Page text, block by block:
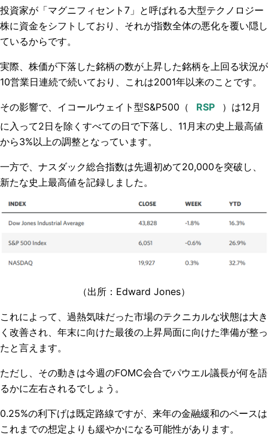
投資家が「マグニフィセント7」と呼ばれる大型テクノロジー
株に資金をシフトしており、それが指数全体の悪化を覆い隠し
ているからです。
実際、株価が下落した銘柄の数が上昇した銘柄を上回る状況が
10営業日連続で続いており、これは2001年以来のことです。
その影響で、イコールウェイト型S&P500（
）は12月
に入って2日を除くすべての日で下落し、11月末の史上最高値
から3%以上の調整となっています。
一方で、ナスダック総合指数は先週初めて20,000を突破し、
新たな史上最高値を記録しました。
（出所： Edward Jones）
これによって、過熱気味だった市場のテクニカルな状態は大き
く改善され、年末に向けた最後の上昇局面に向けた準備が整っ
たと言えます。
ただし、その動きは今週のFOMC会合でパウエル議長が何を語
るかに左右されるでしょう。
0.25%の利下げは既定路線ですが、来年の金融緩和のペースは
これまでの想定よりも緩やかになる可能性があります。